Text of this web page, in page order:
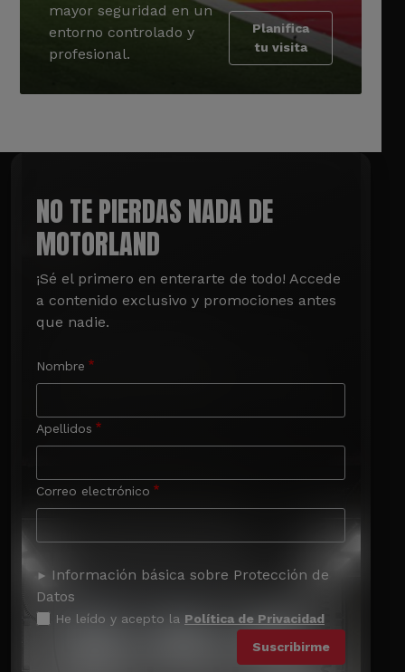
mayor seguridad en un
entorno controlado y
profesional.
Planifica
tu visita
NO TE PIERDAS NADA DE
MOTORLAND
¡Sé el primero en enterarte de todo! Accede
a contenido exclusivo y promociones antes
que nadie.
Nombre
Apellidos
Correo electrónico
Información básica sobre Protección de
Datos
He leído y acepto la Política de Privacidad